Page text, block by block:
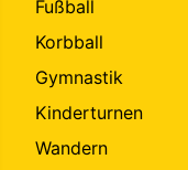
Fußball
Korbball
Gymnastik
Kinderturnen
Wandern